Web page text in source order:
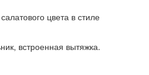
цвета в стиле
встроенная вытяжка.